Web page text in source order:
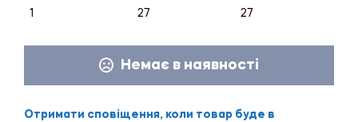
1 27 27
Немає в наявності
Отримати сповіщення, коли товар буде в